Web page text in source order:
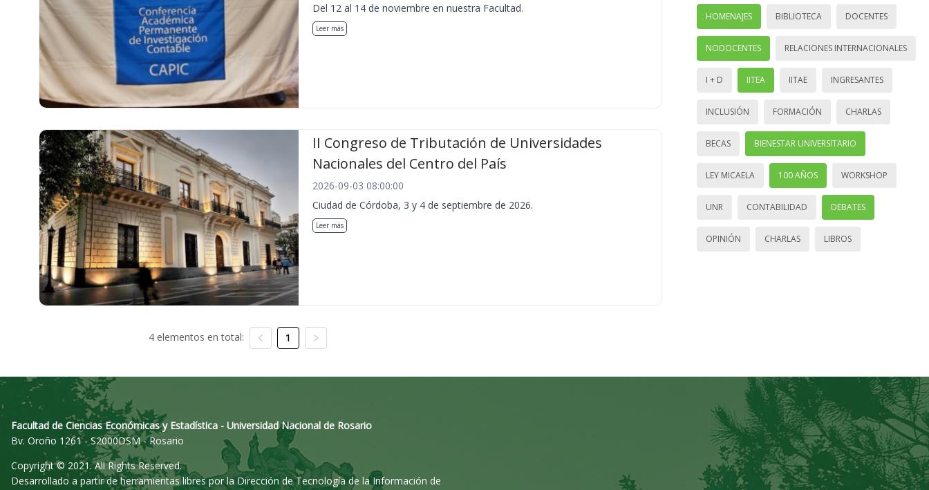
Del 12 al 14 de noviembre en nuestra Facultad.
Leer más
II Congreso de Tributación de Universidades
Nacionales del Centro del País
2026-09-03 08:00:00
Ciudad de Córdoba, 3 y 4 de septiembre de 2026.
Leer más
4 elementos en total: 1
HOMENAJES BIBLIOTECA DOCENTES
NODOCENTES RELACIONES INTERNACIONALES
I + D IITEA IITAE INGRESANTES
INCLUSIÓN FORMACIÓN CHARLAS
BECAS BIENESTAR UNIVERSITARIO
LEY MICAELA 100 AÑOS WORKSHOP
UNR CONTABILIDAD DEBATES
OPINIÓN CHARLAS LIBROS
Facultad de Ciencias Económicas y Estadística - Universidad Nacional de Rosario
Bv. Oroño 1261 - S2000DSM - Rosario
Copyright © 2021. All Rights Reserved.
Desarrollado a partir de herramientas libres por la Dirección de Tecnología de la Información de